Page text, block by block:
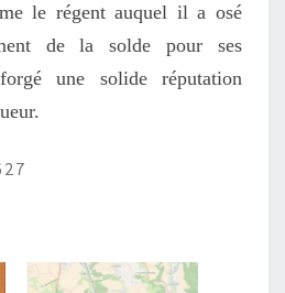
le régent auquel il a osé
de la solde pour ses
une solide réputation